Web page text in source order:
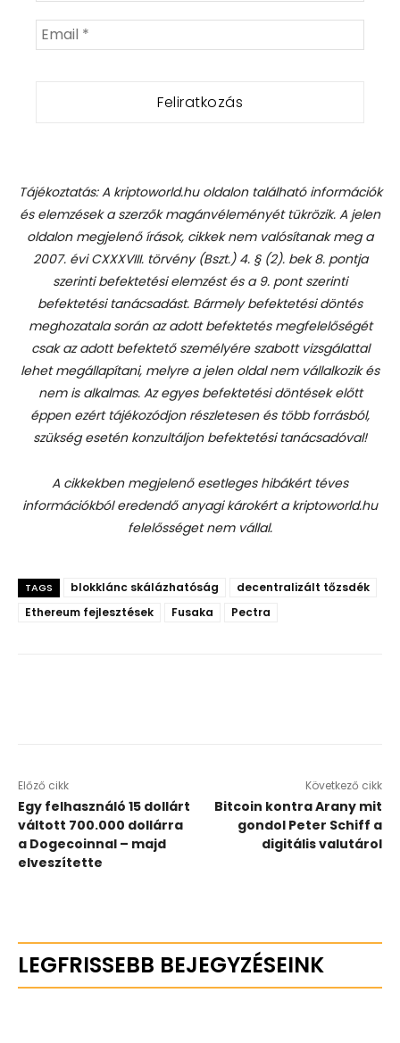
Tájékoztatás: A kriptoworld.hu oldalon található információk
és elemzések a szerzők magánvéleményét tükrözik. A jelen
oldalon megjelenő írások, cikkek nem valósítanak meg a
2007. évi CXXXVIII. törvény (Bszt.) 4. § (2). bek 8. pontja
szerinti befektetési elemzést és a 9. pont szerinti
befektetési tanácsadást. Bármely befektetési döntés
meghozatala során az adott befektetés megfelelőségét
csak az adott befektető személyére szabott vizsgálattal
lehet megállapítani, melyre a jelen oldal nem vállalkozik és
nem is alkalmas. Az egyes befektetési döntések előtt
éppen ezért tájékozódjon részletesen és több forrásból,
szükség esetén konzultáljon befektetési tanácsadóval!
A cikkekben megjelenő esetleges hibákért téves
információkból eredendő anyagi károkért a kriptoworld.hu
felelősséget nem vállal.
TAGS blokklánc skálázhatóság
decentralizált tőzsdék
Ethereum fejlesztések
Fusaka Pectra
Előző cikk
Egy felhasználó 15 dollárt
váltott 700.000 dollárra
a Dogecoinnal – majd
elveszítette
Következő cikk
Bitcoin kontra Arany mit
gondol Peter Schiff a
digitális valutárol
LEGFRISSEBB BEJEGYZÉSEINK